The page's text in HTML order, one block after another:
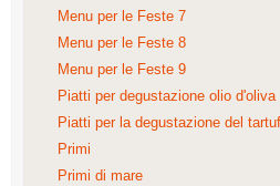
Menu per le Feste 7
Menu per le Feste 8
Menu per le Feste 9
Piatti per degustazione olio d'oliva
Piatti per la degustazione del
Primi
Primi di mare